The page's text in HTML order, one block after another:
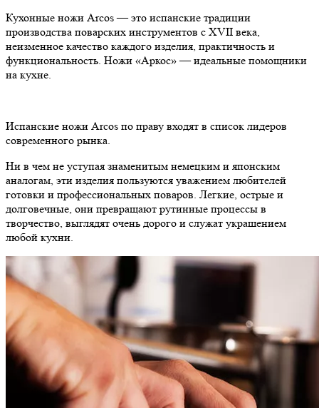
Кухонные ножи Arcos — это испанские традиции
производства поварских инструментов с XVII века,
неизменное качество каждого изделия, практичность и
функциональность. Ножи «Аркос» — идеальные помощники
на кухне.
Испанские ножи Arcos по праву входят в список лидеров
современного рынка.
Ни в чем не уступая знаменитым немецким и японским
аналогам, эти изделия пользуются уважением любителей
готовки и профессиональных поваров. Легкие, острые и
долговечные, они превращают рутинные процессы в
творчество, выглядят очень дорого и служат украшением
любой кухни.